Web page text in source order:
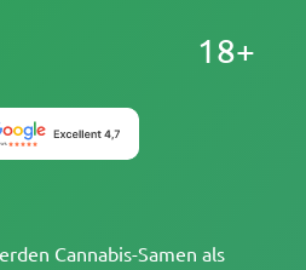
Cannabis-Samen als
18+